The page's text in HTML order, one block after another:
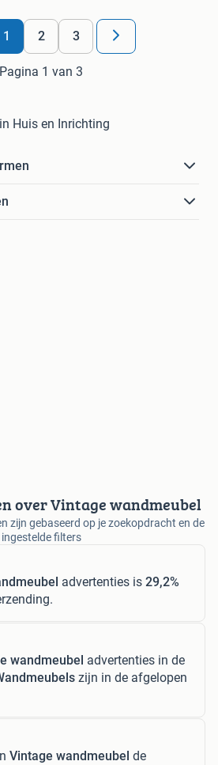
1 2 3
Pagina 1 van 3
Huis en Inrichting
over Vintage wandmeubel
zijn gebaseerd op je zoekopdracht en de
ingestelde filters
advertenties is 29,2%
wandmeubel advertenties in de
zijn in de afgelopen
Vintage wandmeubel de